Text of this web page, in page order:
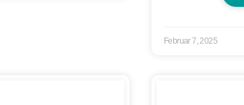
Februar 7, 2025